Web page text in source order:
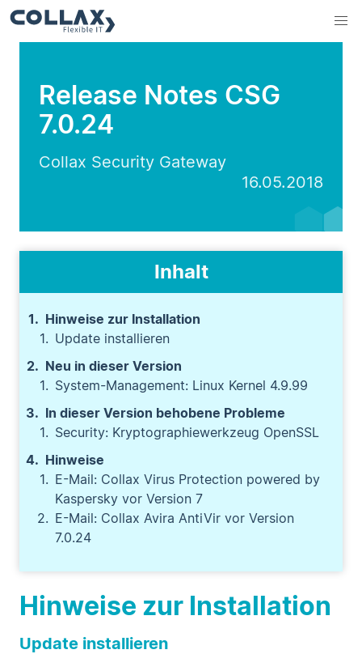
Release Notes CSG
7.0.24
Collax Security Gateway
16.05.2018
Hinweise zur Installation
Update installieren
Inhalt
Hinweise zur Installation
Update installieren
Neu in dieser Version
System-Management: Linux Kernel 4.9.99
In dieser Version behobene Probleme
Security: Kryptographiewerkzeug OpenSSL
Hinweise
E-Mail: Collax Virus Protection powered by
Kaspersky vor Version 7
E-Mail: Collax Avira AntiVir vor Version
7.0.24